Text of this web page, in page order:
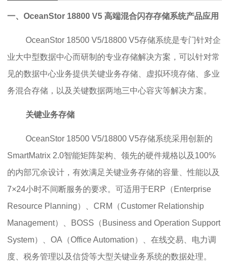
一、 OceanStor 18800 V5 高端混合闪存存储系统产品应用
OceanStor 18500 V5/18800 V5存储系统是专门针对企
业大中型数据中心而研制的专业存储解决方案，可以针对常
见的数据中心业务提供关键业务存储、虚拟环境存储、多业
务混合存储，以及关键数据两地三中心容灾等解决方案。
关键业务存储
OceanStor 18500 V5/18800 V5存储系统采用创新的
SmartMatrix 2.0智能矩阵架构、领先的硬件规格以及100%
的内部冗余设计，有效满足关键业务存储的容量、性能以及
7×24小时不间断服务的要求。可适用于ERP（Enterprise
Resource Planning）、CRM（Customer Relationship
Management）、BOSS（Business and Operation Support
System）、OA（Office Automation）、在线交易、电力调
度、税务管理以及信贷等大型关键业务系统的数据处理。